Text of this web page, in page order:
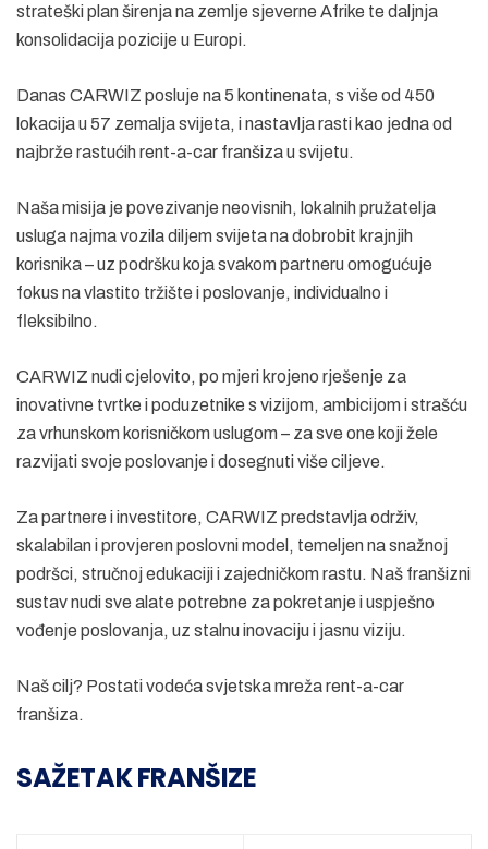
strateški plan širenja na zemlje sjeverne Afrike te daljnja
konsolidacija pozicije u Europi.
Danas CARWIZ posluje na 5 kontinenata, s više od 450
lokacija u 57 zemalja svijeta, i nastavlja rasti kao jedna od
najbrže rastućih rent-a-car franšiza u svijetu.
Naša misija je povezivanje neovisnih, lokalnih pružatelja
usluga najma vozila diljem svijeta na dobrobit krajnjih
korisnika – uz podršku koja svakom partneru omogućuje
fokus na vlastito tržište i poslovanje, individualno i
fleksibilno.
CARWIZ nudi cjelovito, po mjeri krojeno rješenje za
inovativne tvrtke i poduzetnike s vizijom, ambicijom i strašću
za vrhunskom korisničkom uslugom – za sve one koji žele
razvijati svoje poslovanje i dosegnuti više ciljeve.
Za partnere i investitore, CARWIZ predstavlja održiv,
skalabilan i provjeren poslovni model, temeljen na snažnoj
podršci, stručnoj edukaciji i zajedničkom rastu. Naš franšizni
sustav nudi sve alate potrebne za pokretanje i uspješno
vođenje poslovanja, uz stalnu inovaciju i jasnu viziju.
Naš cilj? Postati vodeća svjetska mreža rent-a-car
franšiza.
SAŽETAK FRANŠIZE